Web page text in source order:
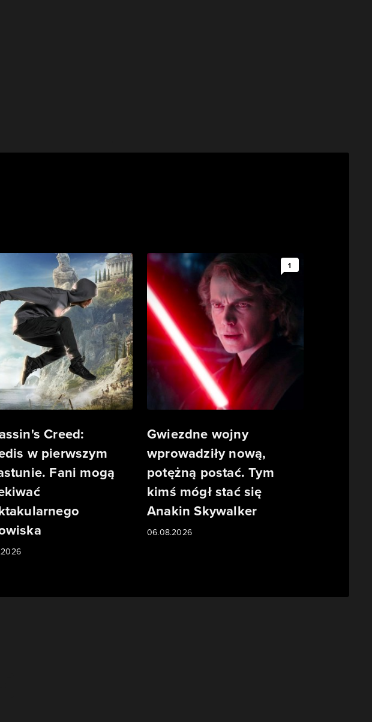
Creed:
w pierwszym
Fani mogą
1
Gwiezdne wojny
wprowadziły nową,
potężną postać. Tym
kimś mógł stać się
Anakin Skywalker
06.08.2026